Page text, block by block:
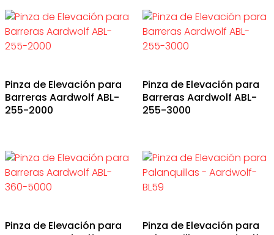
Pinza de Elevación para
Barreras Aardwolf ABL-
255-2000
Pinza de Elevación para
Barreras Aardwolf ABL-
255-3000
Pinza de Elevación para
Pinza de Elevación para